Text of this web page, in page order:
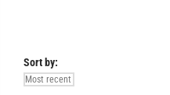
Sort by: